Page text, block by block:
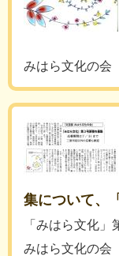
みはら文化の会
集について、
「みはら文化
みはら文化の会